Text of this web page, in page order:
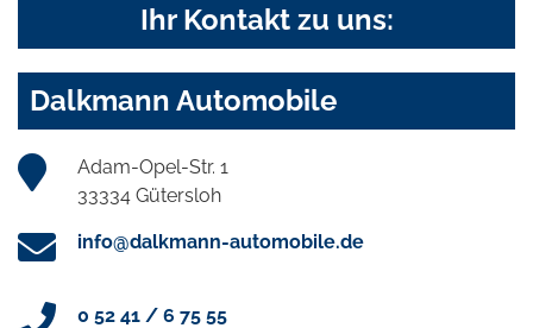
Ihr Kontakt zu uns:
Dalkmann Automobile
Adam-Opel-Str. 1
33334 Gütersloh
info@dalkmann-automobile.de
0 52 41 / 6 75 55